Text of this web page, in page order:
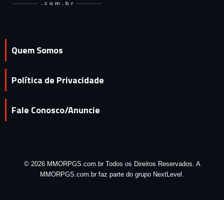
Quem Somos
Política de Privacidade
Fale Conosco/Anuncie
© 2026 MMORPGS.com.br Todos os Direitos Reservados. A
MMORPGS.com.br faz parte do grupo NextLevel.